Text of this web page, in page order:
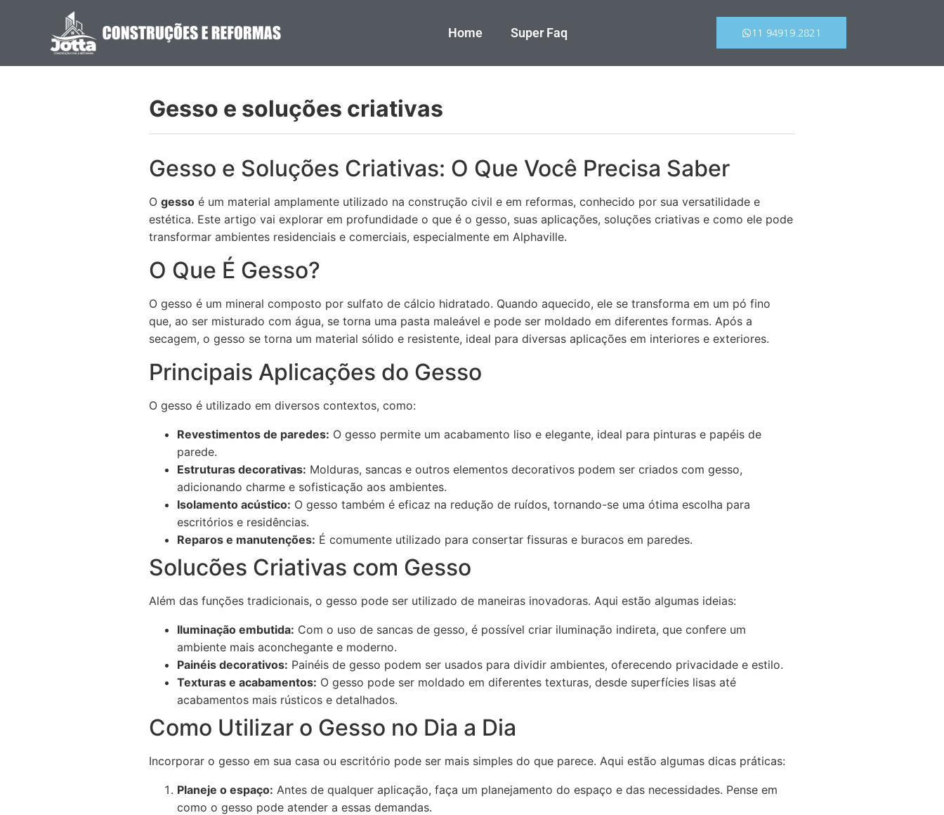
Home Super Faq 11 94919.2821
Gesso e soluções criativas
Gesso e Soluções Criativas: O Que Você Precisa Saber
O gesso é um material amplamente utilizado na construção civil e em reformas, conhecido por sua versatilidade e
estética. Este artigo vai explorar em profundidade o que é o gesso, suas aplicações, soluções criativas e como ele pode
transformar ambientes residenciais e comerciais, especialmente em Alphaville.
O Que É Gesso?
O gesso é um mineral composto por sulfato de cálcio hidratado. Quando aquecido, ele se transforma em um pó fino
que, ao ser misturado com água, se torna uma pasta maleável e pode ser moldado em diferentes formas. Após a
secagem, o gesso se torna um material sólido e resistente, ideal para diversas aplicações em interiores e exteriores.
Principais Aplicações do Gesso
O gesso é utilizado em diversos contextos, como:
Revestimentos de paredes: O gesso permite um acabamento liso e elegante, ideal para pinturas e papéis de
parede.
Estruturas decorativas: Molduras, sancas e outros elementos decorativos podem ser criados com gesso,
adicionando charme e sofisticação aos ambientes.
Isolamento acústico: O gesso também é eficaz na redução de ruídos, tornando-se uma ótima escolha para
escritórios e residências.
Reparos e manutenções: É comumente utilizado para consertar fissuras e buracos em paredes.
Solucões Criativas com Gesso
Além das funções tradicionais, o gesso pode ser utilizado de maneiras inovadoras. Aqui estão algumas ideias:
Iluminação embutida: Com o uso de sancas de gesso, é possível criar iluminação indireta, que confere um
ambiente mais aconchegante e moderno.
Painéis decorativos: Painéis de gesso podem ser usados para dividir ambientes, oferecendo privacidade e estilo.
Texturas e acabamentos: O gesso pode ser moldado em diferentes texturas, desde superfícies lisas até
acabamentos mais rústicos e detalhados.
Como Utilizar o Gesso no Dia a Dia
Incorporar o gesso em sua casa ou escritório pode ser mais simples do que parece. Aqui estão algumas dicas práticas:
Planeje o espaço: Antes de qualquer aplicação, faça um planejamento do espaço e das necessidades. Pense em
como o gesso pode atender a essas demandas.